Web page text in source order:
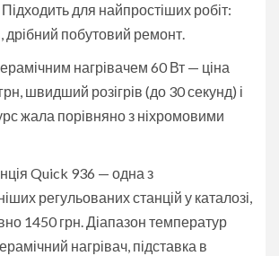
Підходить для найпростіших робіт:
дрібний побутовий ремонт.
нагрівачем 60 Вт — ціна
швидший розігрів (до 30 секунд) і
жала порівняно з ніхромовими
Quick 936 — одна з
регульованих станцій у каталозі,
1450 грн. Діапазон температур
нагрівач, підставка в